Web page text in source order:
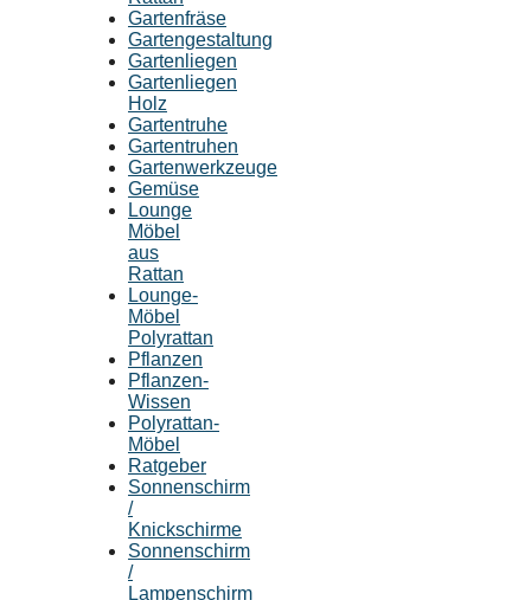
Gartenfräse
Gartengestaltung
Gartenliegen
Gartenliegen
Holz
Gartentruhe
Gartentruhen
Gartenwerkzeuge
Gemüse
Lounge
Möbel
aus
Rattan
Lounge-
Möbel
Polyrattan
Pflanzen
Pflanzen-
Wissen
Polyrattan-
Möbel
Ratgeber
Sonnenschirm
/
Knickschirme
Sonnenschirm
/
Lampenschirm